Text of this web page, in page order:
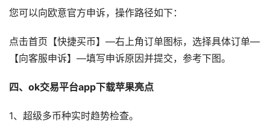
您可以向欧意官方申诉，操作路径如下：
点击首页【快捷买币】—右上角订单图标，选择具体订单—
【向客服申诉】—填写申诉原因并提交，参考下图。
四、ok交易平台app下载苹果亮点
1、超级多币种实时趋势检查。